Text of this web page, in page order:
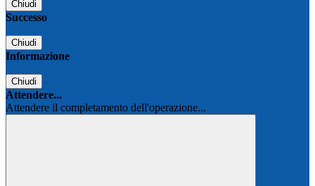
Chiudi
Successo
Chiudi
Informazione
Chiudi
Attendere...
Attendere il completamento dell'operazione...